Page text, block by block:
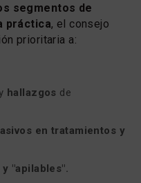
segmentos de
práctica, el consejo
prioritaria a:
hallazgos de
en tratamientos y
"apilables".